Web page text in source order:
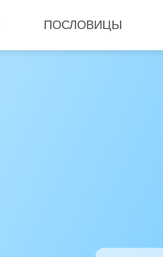
ПОСЛОВИЦЫ